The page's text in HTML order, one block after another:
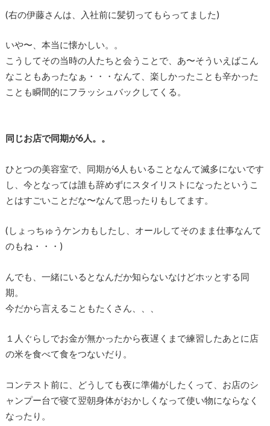
(右の伊藤さんは、入社前に髪切ってもらってました)
いや〜、本当に懐かしい。。
こうしてその当時の人たちと会うことで、あ〜そういえばこん
なこともあったなぁ・・・なんて、楽しかったことも辛かった
ことも瞬間的にフラッシュバックしてくる。
同じお店で同期が6人。。
ひとつの美容室で、同期が6人もいることなんて滅多にないです
し、今となっては誰も辞めずにスタイリストになったというこ
とはすごいことだな〜なんて思ったりもしてます。
(しょっちゅうケンカもしたし、オールしてそのまま仕事なんて
のもね・・・)
んでも、一緒にいるとなんだか知らないなけどホッとする同
期。
今だから言えることもたくさん、、、
１人ぐらしでお金が無かったから夜遅くまで練習したあとに店
の米を食べて食をつないだり。
コンテスト前に、どうしても夜に準備がしたくって、お店のシ
ャンプー台で寝て翌朝身体がおかしくなって使い物にならなく
なったり。